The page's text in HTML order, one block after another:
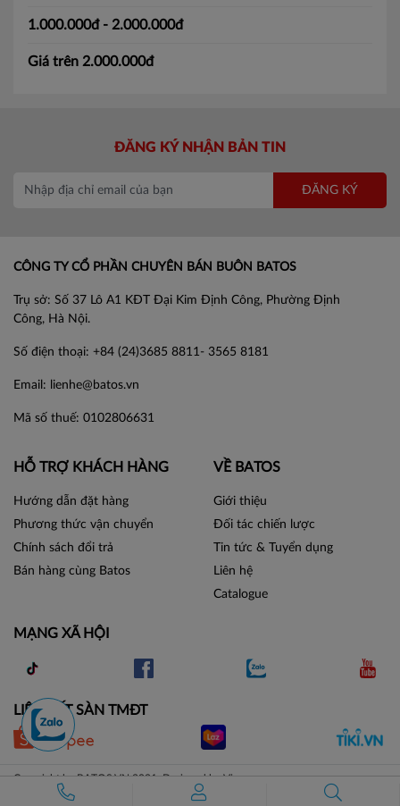
1.000.000đ - 2.000.000đ
Giá trên 2.000.000đ
ĐĂNG KÝ NHẬN BẢN TIN
ĐĂNG KÝ
CÔNG TY CỔ PHẦN CHUYÊN BÁN BUÔN BATOS
Trụ sở: Số 37 Lô A1 KĐT Đại Kim Định Công, Phường Định
Công, Hà Nội.
Số điện thoại: +84 (24)3685 8811- 3565 8181
Email: lienhe@batos.vn
Mã số thuế: 0102806631
HỖ TRỢ KHÁCH HÀNG
Hướng dẫn đặt hàng
Phương thức vận chuyển
Chính sách đổi trả
Bán hàng cùng Batos
VỀ BATOS
Giới thiệu
Đối tác chiến lược
Tin tức & Tuyển dụng
Liên hệ
Catalogue
MẠNG XÃ HỘI
LIÊN KẾT SÀN TMĐT
Copyright by BATOS.VN 2021. Designed by Vicogroup.vn